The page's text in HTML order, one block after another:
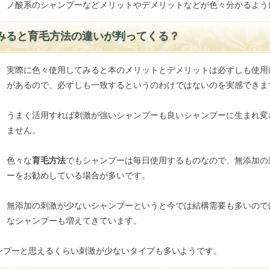
ノ酸系のシャンプーなどメリットやデメリットなどが色々分かるよ
ると育毛方法の違いが判ってくる？
実際に色々使用してみると本のメリットとデメリットは必ずしも使
があるので、必ずしも一致するというのわけではないのを実感できま
うまく活用すれば刺激が強いシャンプーも良いシャンプーに生まれ
ません。
色々な育毛方法でもシャンプーは毎日使用するものなので、無添加
ーをお勧めしている場合が多いです。
無添加の刺激が少ないシャンプーというと今では結構需要も多いの
なシャンプーも増えてきています。
ーと思えるくらい刺激が少ないタイプも多いようです。